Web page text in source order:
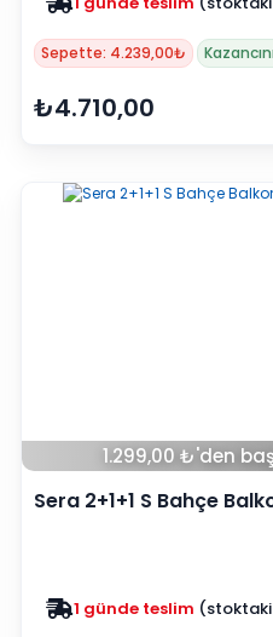
Sepette: 4.239,00₺
₺4.710,00
1.299,00 ₺'den
Sera 2+1+1 S Bahçe
Zam yok 2025 fiyatları